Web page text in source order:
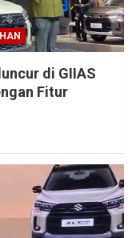
di GIIAS
Fitur